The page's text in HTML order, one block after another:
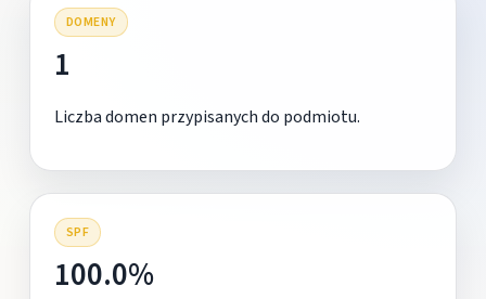
DOMENY
1
Liczba domen przypisanych do podmiotu.
SPF
100.0%